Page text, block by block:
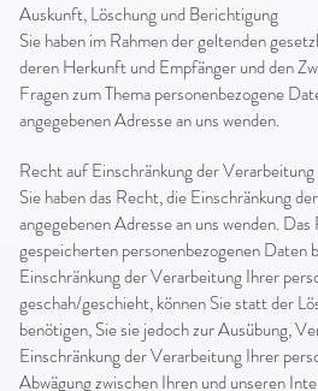
Auskunft, Löschung und Berichtigung
Sie haben im Rahmen der geltenden
deren Herkunft und Empfänger und den
Fragen zum Thema personenbezogene
angegebenen Adresse an uns wenden.
Recht auf Einschränkung der Verarbeitung
Sie haben das Recht, die Einschränkung
angegebenen Adresse an uns wenden.
gespeicherten personenbezogenen Daten
Einschränkung der Verarbeitung Ihrer
geschah/geschieht, können Sie statt der
benötigen, Sie sie jedoch zur Ausübung,
Einschränkung der Verarbeitung Ihrer
Abwägung zwischen Ihren und unseren